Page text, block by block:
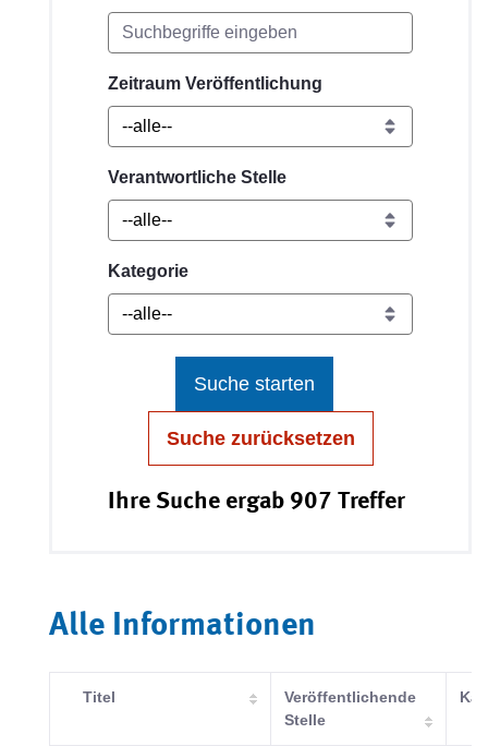
Zeitraum Veröffentlichung
Verantwortliche Stelle
Kategorie
Suche starten
Suche zurücksetzen
Ihre Suche ergab 907 Treffer
Alle Informationen
Titel
Veröffentlichende
Stelle